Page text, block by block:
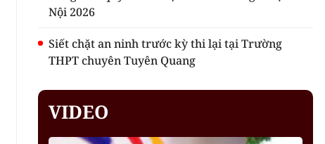
Nội 2026
Siết chặt an ninh trước kỳ thi lại tại Trường
THPT chuyên Tuyên Quang
VIDEO